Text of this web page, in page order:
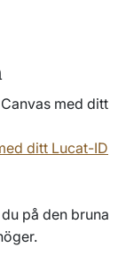
med ditt
ditt Lucat-ID
på den bruna